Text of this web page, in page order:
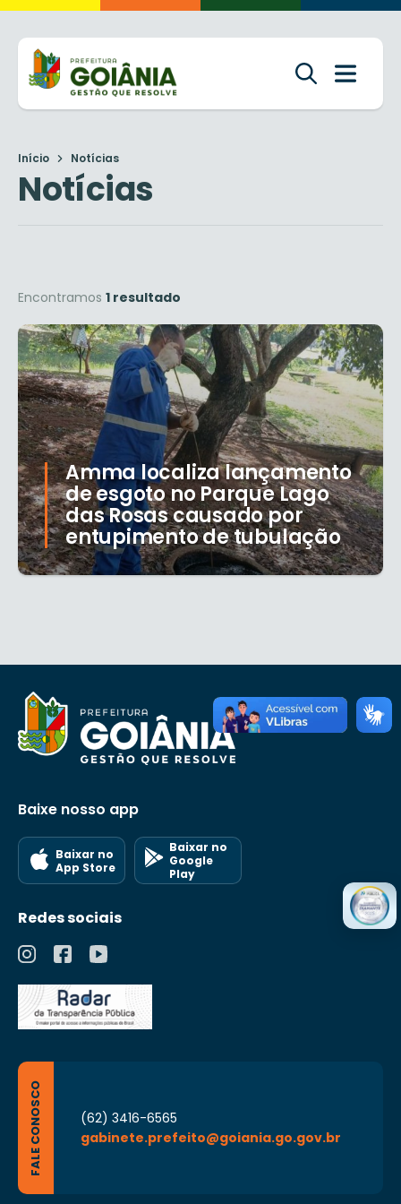
Início Notícias
Notícias
Encontramos 1 resultado
Amma localiza lançamento
de esgoto no Parque Lago
das Rosas causado por
entupimento de tubulação
Baixe nosso app
Baixar no
App Store
Baixar no
Google
Play
Redes sociais
FALE CONOSCO
(62) 3416-6565
gabinete.prefeito@goiania.go.gov.br